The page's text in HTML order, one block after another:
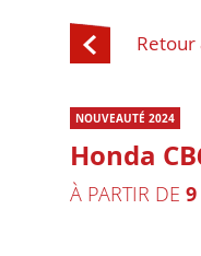
Retour
NOUVEAUTÉ 2024
Honda
À PARTIR DE